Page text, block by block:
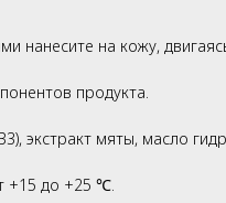
нанесите на кожу,
продукта.
экстракт мяты, масло
+15 до +25 ℃.